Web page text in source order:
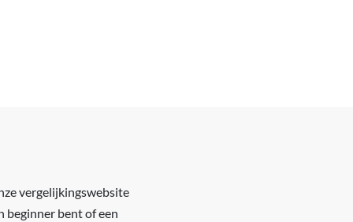
vergelijkingswebsite
beginner bent of een